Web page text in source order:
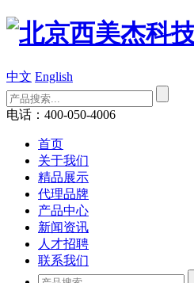
中文 English
电话：400-050-4006
首页
关于我们
精品展示
代理品牌
产品中心
新闻资讯
人才招聘
联系我们